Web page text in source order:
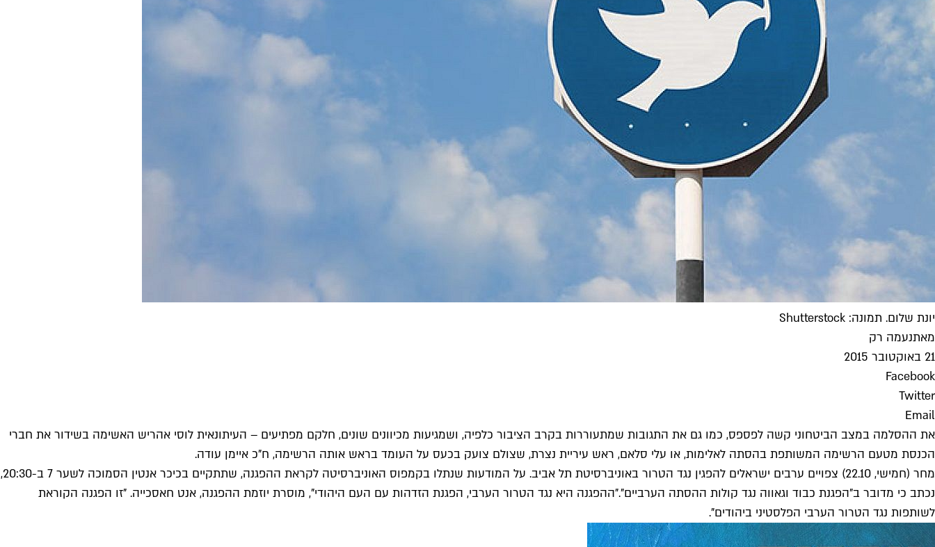
יונת שלום. תמונה: Shutterstock
מאתנעמה רק
21 באוקטובר 2015
Facebook
Twitter
Email
את ההסלמה במצב הביטחוני קשה לפספס, כמו גם את התגובות שמתעוררות בקרב הציבור כלפיה, ושמגיעות מכיוונים שונים, חלקם מפתיעים – העיתונאית לוסי אהריש האשימה בשידור את חברי
הכנסת מטעם הרשימה המשותפת בהסתה לאלימות, או עלי סלאם, ראש עיריית נצרת, שצולם צועק בכעס על העומד בראש אותה הרשימה, ח"כ איימן עודה.
מחר (חמישי, 22.10) צפויים ערבים ישראלים להפגין נגד הטרור באוניברסיטת תל אביב. על המודעות שנתלו בקמפוס האוניברסיטה לקראת ההפגנה, שתתקיים בכיכר אנטין הסמוכה לשער 7 ב-20:30,
נכתב כי מדובר ב"הפגנת כבוד וגאווה נגד קולות ההסתה הערביים"."ההפגנה היא נגד הטרור הערבי, הפגנת הזדהות עם העם היהודי", מוסרת יוזמת ההפגנה, אנט חאסכייה. "זו הפגנה הקוראת
לשותפות נגד הטרור הערבי הפלסטיני ביהודים".